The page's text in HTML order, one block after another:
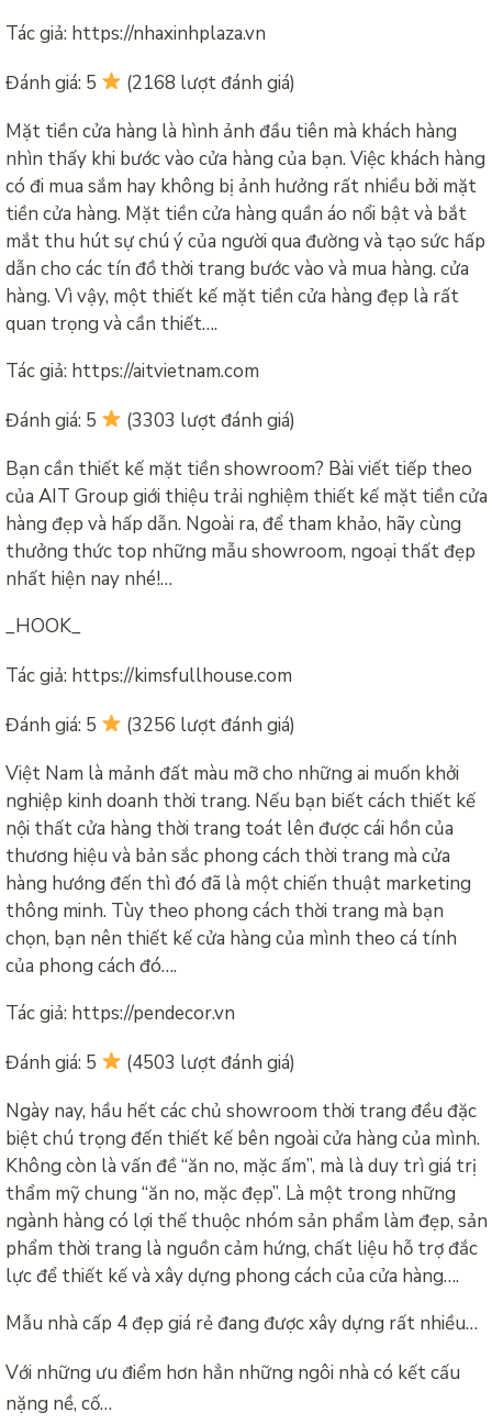
Tác giả: https://nhaxinhplaza.vn
Đánh giá: 5
(2168 lượt đánh giá)
Mặt tiền cửa hàng là hình ảnh đầu tiên mà khách hàng
nhìn thấy khi bước vào cửa hàng của bạn. Việc khách hàng
có đi mua sắm hay không bị ảnh hưởng rất nhiều bởi mặt
tiền cửa hàng. Mặt tiền cửa hàng quần áo nổi bật và bắt
mắt thu hút sự chú ý của người qua đường và tạo sức hấp
dẫn cho các tín đồ thời trang bước vào và mua hàng. cửa
hàng. Vì vậy, một thiết kế mặt tiền cửa hàng đẹp là rất
quan trọng và cần thiết….
Tác giả: https://aitvietnam.com
Đánh giá: 5
(3303 lượt đánh giá)
Bạn cần thiết kế mặt tiền showroom? Bài viết tiếp theo
của AIT Group giới thiệu trải nghiệm thiết kế mặt tiền cửa
hàng đẹp và hấp dẫn. Ngoài ra, để tham khảo, hãy cùng
thưởng thức top những mẫu showroom, ngoại thất đẹp
nhất hiện nay nhé!…
_HOOK_
Tác giả: https://kimsfullhouse.com
Đánh giá: 5
(3256 lượt đánh giá)
Việt Nam là mảnh đất màu mỡ cho những ai muốn khởi
nghiệp kinh doanh thời trang. Nếu bạn biết cách thiết kế
nội thất cửa hàng thời trang toát lên được cái hồn của
thương hiệu và bản sắc phong cách thời trang mà cửa
hàng hướng đến thì đó đã là một chiến thuật marketing
thông minh. Tùy theo phong cách thời trang mà bạn
chọn, bạn nên thiết kế cửa hàng của mình theo cá tính
của phong cách đó….
Tác giả: https://pendecor.vn
Đánh giá: 5
(4503 lượt đánh giá)
Ngày nay, hầu hết các chủ showroom thời trang đều đặc
biệt chú trọng đến thiết kế bên ngoài cửa hàng của mình.
Không còn là vấn đề “ăn no, mặc ấm”, mà là duy trì giá trị
thẩm mỹ chung “ăn no, mặc đẹp”. Là một trong những
ngành hàng có lợi thế thuộc nhóm sản phẩm làm đẹp, sản
phẩm thời trang là nguồn cảm hứng, chất liệu hỗ trợ đắc
lực để thiết kế và xây dựng phong cách của cửa hàng….
Mẫu nhà cấp 4 đẹp giá rẻ đang được xây dựng rất nhiều…
Với những ưu điểm hơn hẳn những ngôi nhà có kết cấu
nặng nề, cố…